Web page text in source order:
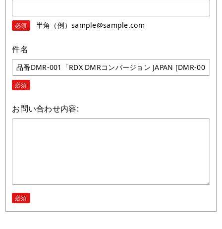
必須 半角（例）sample@sample.com
件名
必須
お問い合わせ内容:
必須